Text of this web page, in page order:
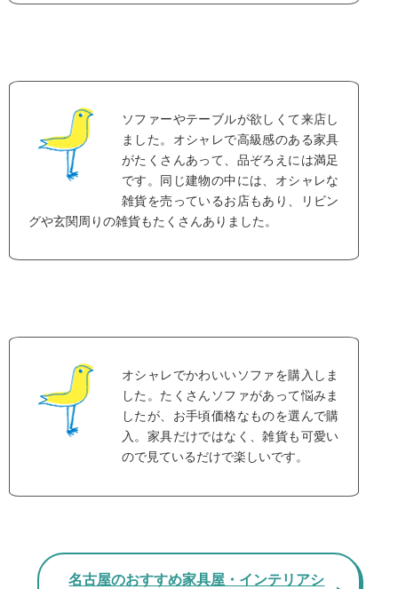
ソファーやテーブルが欲しくて来店し
ました。オシャレで高級感のある家具
がたくさんあって、品ぞろえには満足
です。同じ建物の中には、オシャレな
雑貨を売っているお店もあり、リビン
グや玄関周りの雑貨もたくさんありました。
オシャレでかわいいソファを購入しま
した。たくさんソファがあって悩みま
したが、お手頃価格なものを選んで購
入。家具だけではなく、雑貨も可愛い
ので見ているだけで楽しいです。
名古屋のおすすめ家具屋・インテリアシ